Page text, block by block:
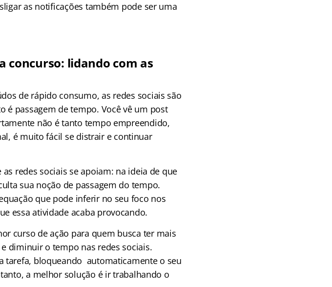
as notificações também pode ser uma
concurso: lidando com as
de rápido consumo, as redes sociais são
é passagem de tempo. Você vê um post
não é tanto tempo empreendido,
é muito fácil se distrair e continuar
redes sociais se apoiam: na ideia de que
sua noção de passagem do tempo.
que pode inferir no seu foco nos
essa atividade acaba provocando.
curso de ação para quem busca ter mais
diminuir o tempo nas redes sociais.
tarefa, bloqueando automaticamente o seu
a melhor solução é ir trabalhando o